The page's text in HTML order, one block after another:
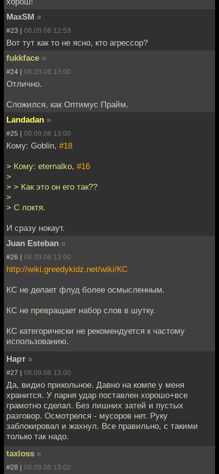
MaxSM »
#23 | 08.09.08 12:59
Вот тут как то не ясно, кто агрессор?
fukkface »
#24 | 08.09.08 13:00
Отлично.
Сложился, как Оптимус Прайм.
Landadan »
#25 | 08.09.08 13:00
Кому: Goblin, #18
> Кому: eternalko, #16
>
> > Как это он его так??
>
> С локтя.
И сразу нокаут.
Juan Esteban »
#26 | 08.09.08 13:00
http://wiki.greedykidz.net/wiki/КС
КС не делает флуд более осмысленным.
КС не превращает набор слов в шутку.
КС категорически не рекомендуется к частому
использованию.
Нарт »
#27 | 08.09.08 13:00
Да, видио прикольное. Давно на компе у меня
хранится. У парня удар поставлен хорошо+все
грамотно сделал. Без лишних затей и пустых
разговор. Осмотрелся - мусоров нет. Руку
заблокировал и жахнул. Все правильно, с такими
только так надо.
taxloss »
#28 | 08.09.08 13:02